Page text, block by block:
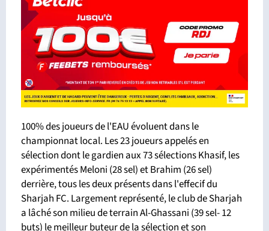
100% des joueurs de l'EAU évoluent dans le
championnat local. Les 23 joueurs appelés en
sélection dont le gardien aux 73 sélections Khasif, les
expérimentés Meloni (28 sel) et Brahim (26 sel)
derrière, tous les deux présents dans l'effecif du
Sharjah FC. Largement représenté, le club de Sharjah
a lâché son milieu de terrain Al-Ghassani (39 sel- 12
buts) le meilleur buteur de la sélection et son